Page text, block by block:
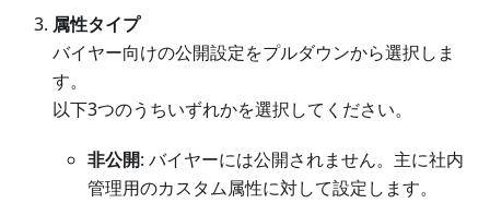
属性タイプ
バイヤー向けの公開設定をプルダウンから選択しま
す。
以下3つのうちいずれかを選択してください。
非公開: バイヤーには公開されません。主に社内
管理用のカスタム属性に対して設定します。